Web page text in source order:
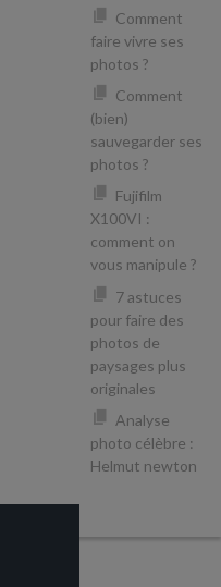
Comment
faire vivre ses
photos ?
Comment
(bien)
sauvegarder ses
photos ?
Fujifilm
X100VI :
comment on
vous manipule ?
7 astuces
pour faire des
photos de
paysages plus
originales
Analyse
photo célèbre :
Helmut newton